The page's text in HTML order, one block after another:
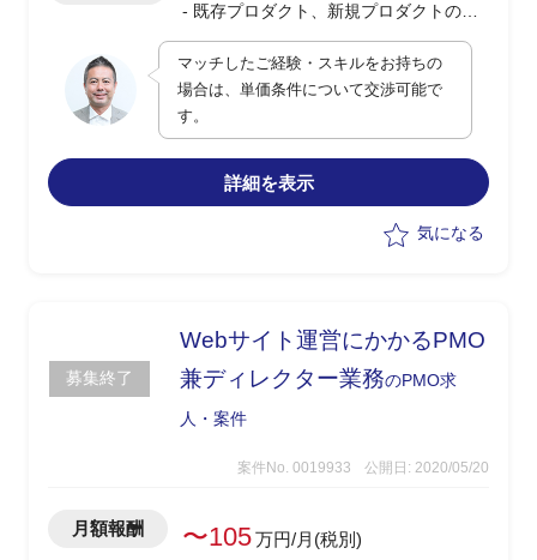
- 既存プロダクト、新規プロダクトの開
発業務
- 顧客から依頼されたデータ出力、相談
される連携案件の顧客渉外(技術部分)お
よびPMO業務
マッチしたご経験・スキルをお持ちの
場合は、単価条件について交渉可能で
す。
詳細を表示
気になる
募集終了
Webサイト運営にかかるPMO
兼ディレクター業務のPMO求
人・案件
案件No. 0019933 公開日: 2020/05/20
月額報酬 〜105万円/月(税別)